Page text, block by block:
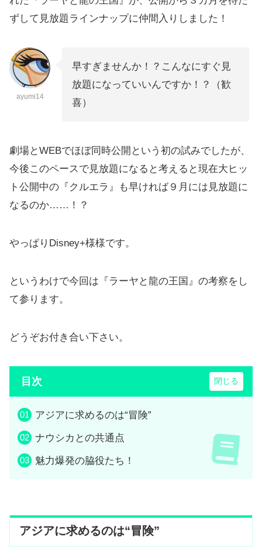
ずして見放題ラインナップに仲間入りしました！
ayumi14
早すぎませんか！？こんなにすぐ見
放題になっていいんですか！？（歓
喜）
劇場とWEBでほぼ同時公開という初の試みでしたが、
今後このペースで見放題になると考えると現在大ヒッ
ト公開中の『クルエラ』も早ければ９月には見放題に
なるのか……！？
やっぱりDisney+様様です。
というわけで今回は『ラーヤと龍の王国』の考察をし
て参ります。
どうぞお付き合い下さい。
目次
アジアに求めるのは“冒険”
ナウシカとの共通点
魅力爆発の脇役たち！
アジアに求めるのは“冒険”